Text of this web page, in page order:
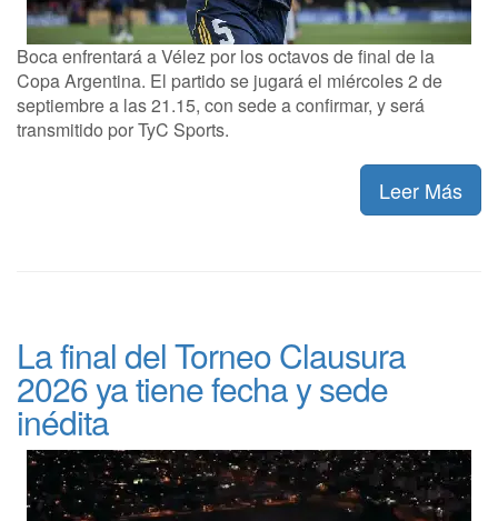
Boca enfrentará a Vélez por los octavos de final de la
Copa Argentina. El partido se jugará el miércoles 2 de
septiembre a las 21.15, con sede a confirmar, y será
transmitido por TyC Sports.
Leer Más
La final del Torneo Clausura
2026 ya tiene fecha y sede
inédita